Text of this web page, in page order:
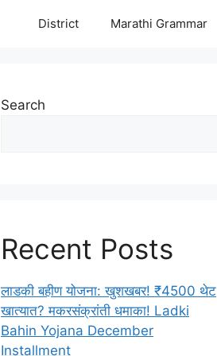
District Marathi Grammar
Search
Recent Posts
लाडकी बहीण योजना: खुशखबर! ₹4500 थेट
खात्यात? मकरसंक्रांती धमाका! Ladki
Bahin Yojana December
Installment